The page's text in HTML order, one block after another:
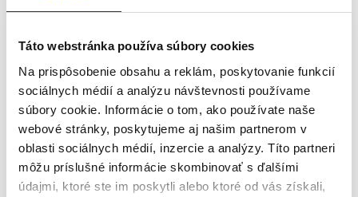
Táto webstránka používa súbory cookies
Na prispôsobenie obsahu a reklám, poskytovanie funkcií
sociálnych médií a analýzu návštevnosti používame
súbory cookie. Informácie o tom, ako používate naše
webové stránky, poskytujeme aj našim partnerom v
oblasti sociálnych médií, inzercie a analýzy. Títo partneri
môžu príslušné informácie skombinovať s ďalšími
údajmi, ktoré ste im poskytli alebo ktoré od vás získali,
pri práci. Zvršok je vyrobený z priedušného materiálu
potiahnutého plastovou sieťovinou. Protišmyková podrážka z EVA
peny pokrytá gumou poskytuje vysoký komfort a efektívne
tlmenie nárazov, zaručuje bezpečnosť a pohodlie. Plastom
vystužená špička a zadná časť topánky a kompozitná špička
chránia pred mechanickým poškodením. Vďaka mäkkej úprave vo
vnútri topánky zostáva komfort práce na vysokej úrovni.